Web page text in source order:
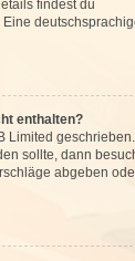
findest du
Eine
enthalten?
Limited
sollte, dann
abgeben